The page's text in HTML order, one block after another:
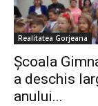
Realitatea Gorjeana
Școala
a deschis
anului...